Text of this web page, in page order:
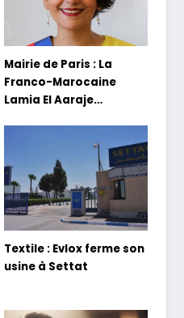
Mairie de Paris : La
Franco-Marocaine
Lamia El Aaraje
Textile : Evlox ferme son
usine à Settat